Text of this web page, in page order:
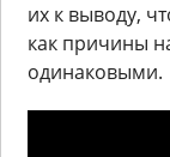
их к выводу,
как причины
одинаковыми.